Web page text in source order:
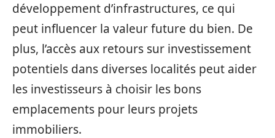
développement d’infrastructures, ce qui
peut influencer la valeur future du bien. De
plus, l’accès aux retours sur investissement
potentiels dans diverses localités peut aider
les investisseurs à choisir les bons
emplacements pour leurs projets
immobiliers.